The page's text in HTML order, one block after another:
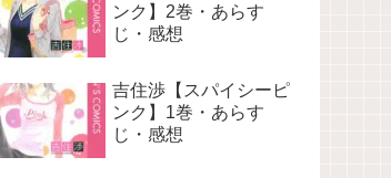
ンク】2巻・あらす
じ・感想
吉住渉【スパイシーピ
ンク】1巻・あらす
じ・感想